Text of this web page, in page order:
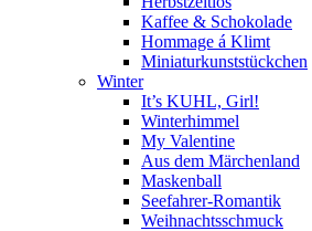
Kaffee & Schokolade
Hommage á Klimt
Miniaturkunststückchen
Winter
It’s KUHL, Girl!
Winterhimmel
My Valentine
Aus dem Märchenland
Maskenball
Seefahrer-Romantik
Weihnachtsschmuck